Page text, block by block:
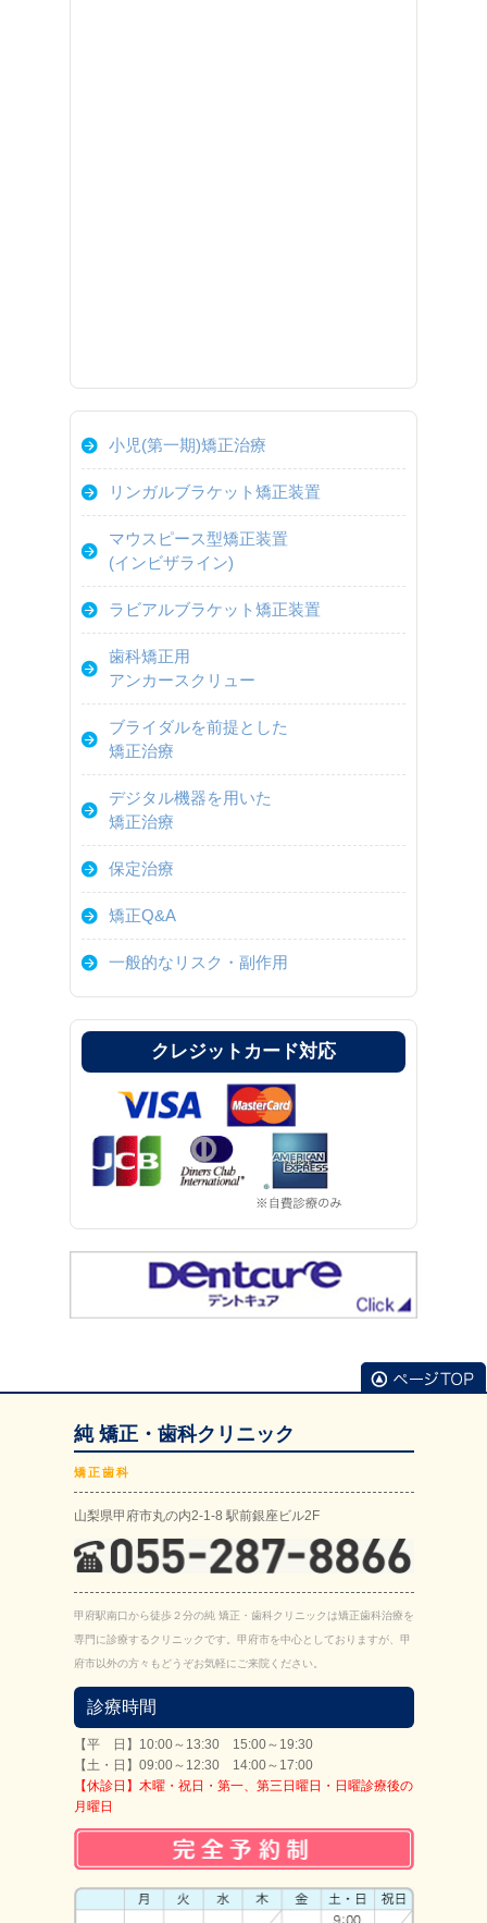
小児(第一期)矯正治療
リンガルブラケット矯正装置
マウスピース型矯正装置
(インビザライン)
ラビアルブラケット矯正装置
歯科矯正用
アンカースクリュー
ブライダルを前提とした
矯正治療
デジタル機器を用いた
矯正治療
保定治療
矯正Q&A
一般的なリスク・副作用
クレジットカード対応
純 矯正・歯科クリニック
矯正歯科
山梨県甲府市丸の内2-1-8 駅前銀座ビル2F
甲府駅南口から徒歩２分の純 矯正・歯科クリニックは矯正歯科治療を
専門に診療するクリニックです。甲府市を中心としておりますが、甲
府市以外の方々もどうぞお気軽にご来院ください。
診療時間
【平 日】10:00～13:30 15:00～19:30
【土・日】09:00～12:30 14:00～17:00
【休診日】木曜・祝日・第一、第三日曜日・日曜診療後の
月曜日